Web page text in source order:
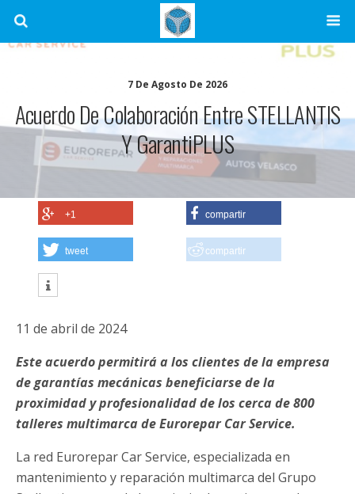
7 De Agosto De 2026
Acuerdo De Colaboración Entre STELLANTIS
Y GarantiPLUS
+1 compartir
tweet compartir
11 de abril de 2024
Este acuerdo permitirá a los clientes de la empresa
de garantías mecánicas beneficiarse de la
proximidad y profesionalidad de los cerca de 800
talleres multimarca de Eurorepar Car Service.
La red Eurorepar Car Service, especializada en
mantenimiento y reparación multimarca del Grupo